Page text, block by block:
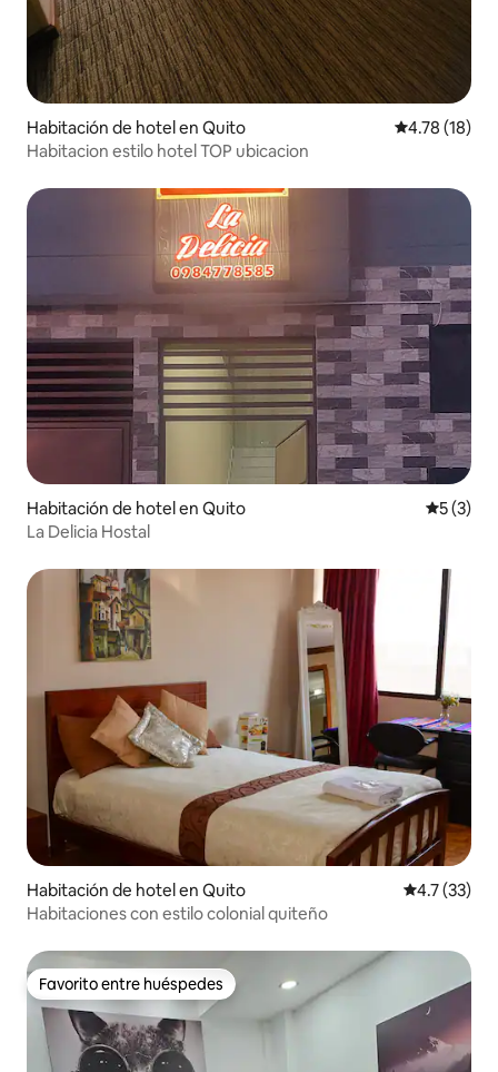
Habitación de hotel en Quito Calificación
4.78 (18)
Habitacion estilo hotel TOP ubicacion
Habitación de hotel en Quito
5 (3)
La Delicia Hostal
Habitación de hotel en Quito Calificación
4.7 (33)
Habitaciones con estilo colonial quiteño
Favorito entre huéspedes
Favorito entre huéspedes